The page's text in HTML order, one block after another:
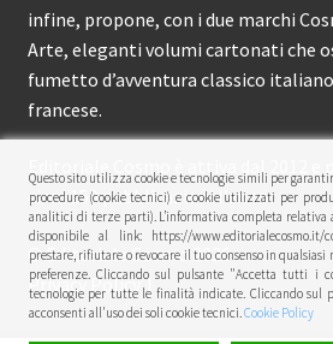
infine, propone, con i due marchi
Arte, eleganti volumi cartonati che
fumetto d’avventura classico
francese.
Editoriale Cosmo è attiva dal 2012 e
circa 150 pubblicazioni l’anno.
© Editoriale Cosmo 2026
Privacy Policy
Questo sito utilizza cookie e tecnologie simili per
procedure (cookie tecnici) e cookie utilizzati per
analitici di terze parti). L’informativa completa relativa
disponibile al link: https://www.editorialecosmo.it/
prestare, rifiutare o revocare il tuo consenso in
preferenze. Cliccando sul pulsante "Accetta tutti i
tecnologie per tutte le finalità indicate. Cliccando sul
acconsenti all'uso dei soli cookie tecnici.Cookie Policy